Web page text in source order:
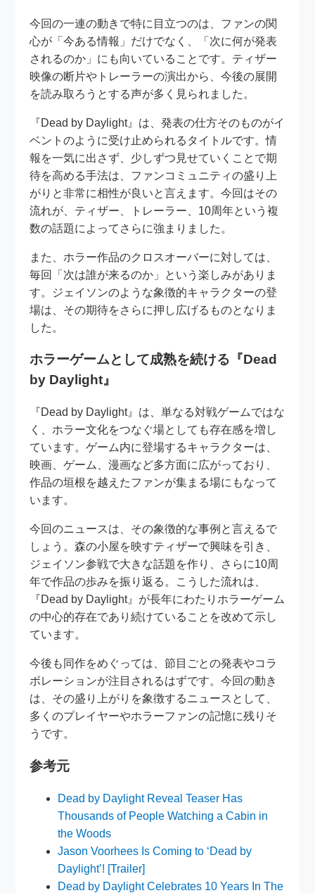
今回の一連の動きで特に目立つのは、ファンの関
心が「今ある情報」だけでなく、「次に何が発表
されるのか」にも向いていることです。ティザー
映像の断片やトレーラーの演出から、今後の展開
を読み取ろうとする声が多く見られました。
『Dead by Daylight』は、発表の仕方そのものがイ
ベントのように受け止められるタイトルです。情
報を一気に出さず、少しずつ見せていくことで期
待を高める手法は、ファンコミュニティの盛り上
がりと非常に相性が良いと言えます。今回はその
流れが、ティザー、トレーラー、10周年という複
数の話題によってさらに強まりました。
また、ホラー作品のクロスオーバーに対しては、
毎回「次は誰が来るのか」という楽しみがありま
す。ジェイソンのような象徴的キャラクターの登
場は、その期待をさらに押し広げるものとなりま
した。
ホラーゲームとして成熟を続ける『Dead
by Daylight』
『Dead by Daylight』は、単なる対戦ゲームではな
く、ホラー文化をつなぐ場としても存在感を増し
ています。ゲーム内に登場するキャラクターは、
映画、ゲーム、漫画など多方面に広がっており、
作品の垣根を越えたファンが集まる場にもなって
います。
今回のニュースは、その象徴的な事例と言えるで
しょう。森の小屋を映すティザーで興味を引き、
ジェイソン参戦で大きな話題を作り、さらに10周
年で作品の歩みを振り返る。こうした流れは、
『Dead by Daylight』が長年にわたりホラーゲーム
の中心的存在であり続けていることを改めて示し
ています。
今後も同作をめぐっては、節目ごとの発表やコラ
ボレーションが注目されるはずです。今回の動き
は、その盛り上がりを象徴するニュースとして、
多くのプレイヤーやホラーファンの記憶に残りそ
うです。
参考元
Dead by Daylight Reveal Teaser Has
Thousands of People Watching a Cabin in
the Woods
Jason Voorhees Is Coming to ‘Dead by
Daylight’! [Trailer]
Dead by Daylight Celebrates 10 Years In The